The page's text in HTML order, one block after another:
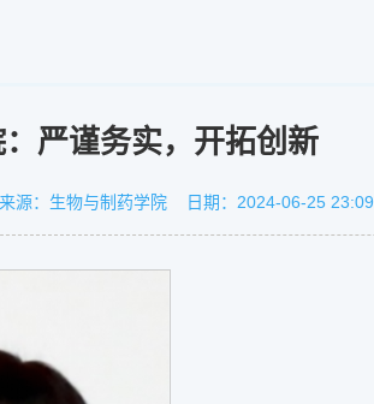
严谨务实，开拓创新
源： 生物与制药学院 日期： 2024-06-25 23:09